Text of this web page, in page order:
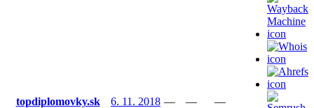
topdiplomovky.sk 6. 11. 2018 — — —